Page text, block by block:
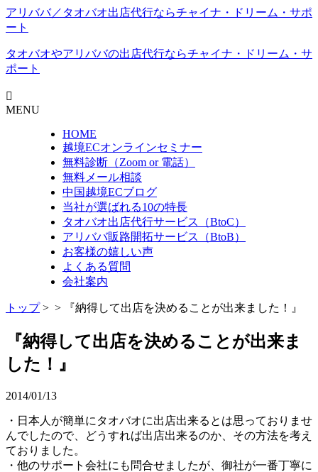
アリババ／タオバオ出店代⾏ならチャイナ・ドリーム・サポ
ート
タオバオやアリババの出店代行ならチャイナ・ドリーム・サ
ポート
MENU
HOME
越境ECオンラインセミナー
無料診断（Zoom or 電話）
無料メール相談
中国越境ECブログ
当社が選ばれる10の特長
タオバオ出店代行サービス（BtoC）
アリババ販路開拓サービス（BtoB）
お客様の嬉しい声
よくある質問
会社案内
トップ> > 『納得して出店を決めることが出来ました！』
『納得して出店を決めることが出来ま
した！』
2014/01/13
・日本人が簡単にタオバオに出店出来るとは思っておりませ
んでしたので、どうすれば出店出来るのか、その方法を考え
ておりました。
・他のサポート会社にも問合せましたが、御社が一番丁寧に